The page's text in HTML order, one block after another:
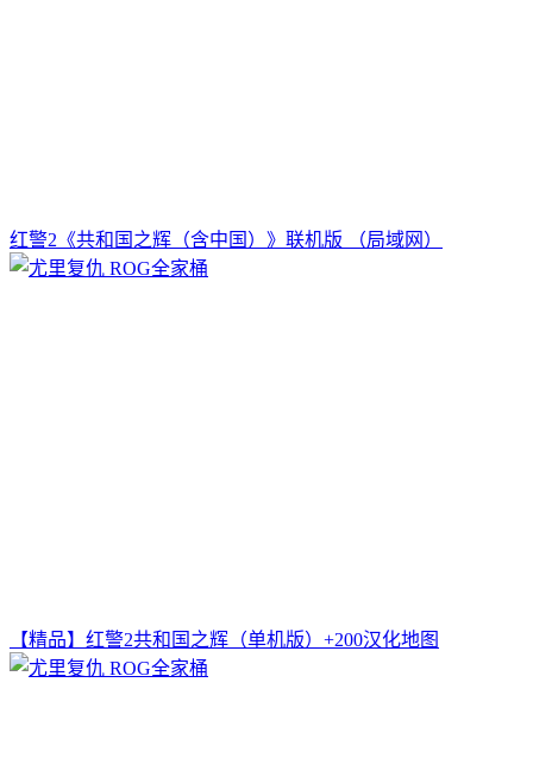
红警2《共和国之辉（含中国）》联机版 （局域网）
【精品】红警2共和国之辉（单机版）+200汉化地图